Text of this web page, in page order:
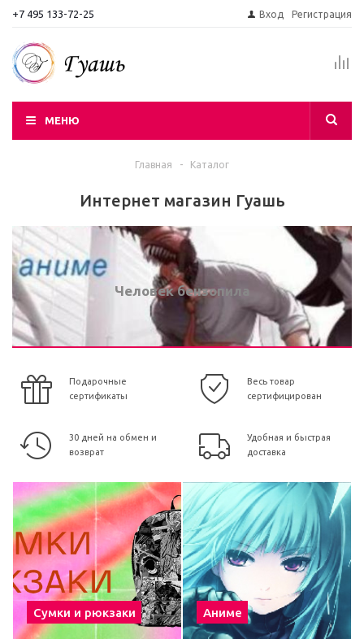
+7 495 133-72-25 Вход Регистрация
МЕНЮ
Главная - Каталог
Интернет магазин Гуашь
Человек бензопила
Подарочные
сертификаты
Весь товар
сертифицирован
30 дней на обмен и
возврат
Удобная и быстрая
доставка
Сумки и рюкзаки Аниме